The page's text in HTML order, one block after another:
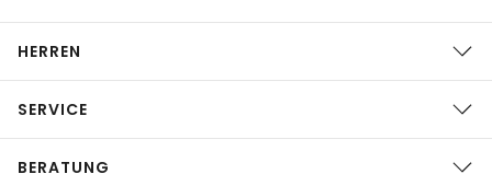
HERREN
SERVICE
BERATUNG